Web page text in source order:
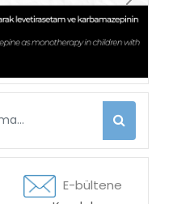
E-bültene